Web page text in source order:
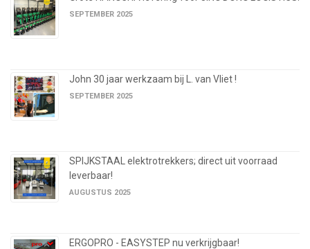
SEPTEMBER 2025
John 30 jaar werkzaam bij L. van Vliet !
SEPTEMBER 2025
SPIJKSTAAL elektrotrekkers; direct uit voorraad
leverbaar!
AUGUSTUS 2025
ERGOPRO - EASYSTEP nu verkrijgbaar!